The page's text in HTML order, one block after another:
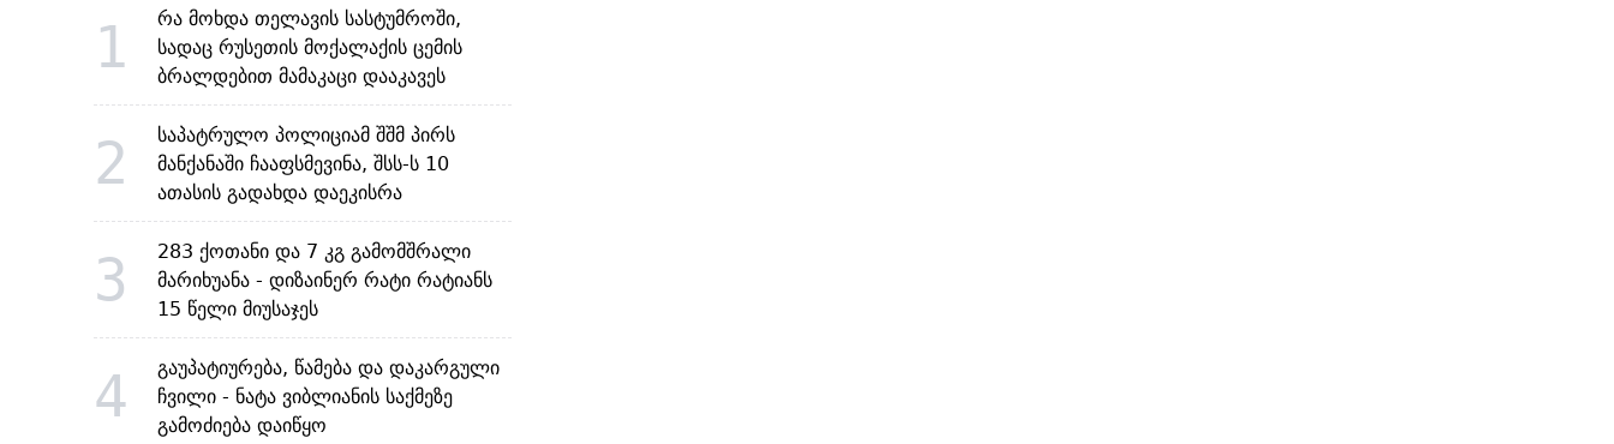
1
რა მოხდა თელავის სასტუმროში,
სადაც რუსეთის მოქალაქის ცემის
ბრალდებით მამაკაცი დააკავეს
2
საპატრულო პოლიციამ შშმ პირს
მანქანაში ჩააფსმევინა, შსს-ს 10
ათასის გადახდა დაეკისრა
3
283 ქოთანი და 7 კგ გამომშრალი
მარიხუანა - დიზაინერ რატი რატიანს
15 წელი მიუსაჯეს
4
გაუპატიურება, წამება და დაკარგული
ჩვილი - ნატა ვიბლიანის საქმეზე
გამოძიება დაიწყო